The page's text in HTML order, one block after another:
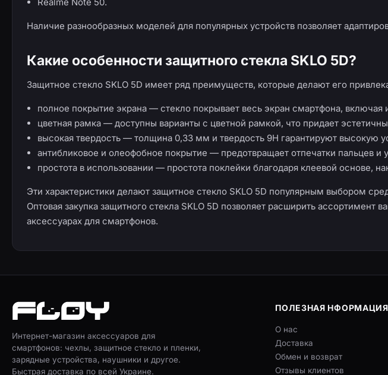
Наличие разнообразных моделей для популярных устройств позволяет
Какие особенности защитного стекла SKLO 5D?
Защитное стекло SKLO 5D имеет ряд преимуществ, которые делают его
полное покрытие экрана — стекло покрывает весь экран смартфона,
цветная рамка — доступны варианты с цветной рамкой, что придает
высокая твердость — толщина 0,33 мм и твердость 9H гарантируют высокую
антибликовое и олеофобное покрытие — предотвращает отпечатки пальцев и
простота в использовании — простота поклейки благодаря клеевой основе,
Эти характеристики делают защитное стекло SKLO 5D популярным выбором
Оптовая закупка защитного стекла SKLO 5D позволяет расширить ассортимент
аксессуарах для смартфонов.
Интернет-магазин аксессуаров для
смартфонов: чехлы, защитное стекло и пленки,
зарядные устройства, наушники и другое.
Быстрая доставка по всей Украине.
ПОЛЕЗНАЯ
О нас
Доставка
Обмен и возврат
Отзывы клиентов